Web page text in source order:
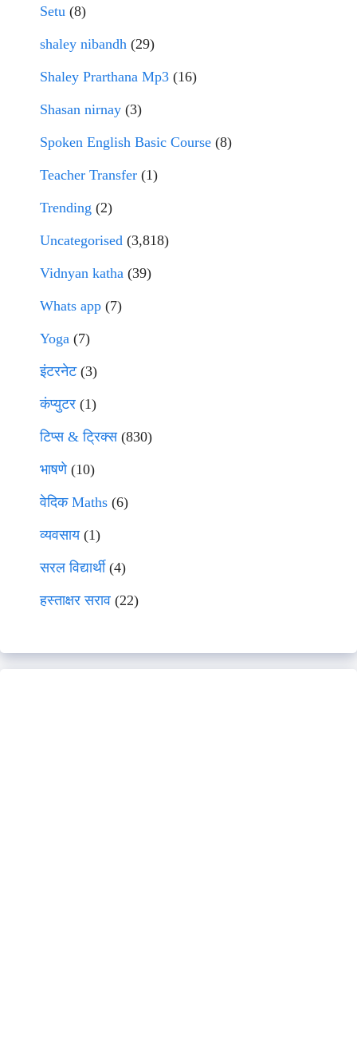
Setu (8)
shaley nibandh (29)
Shaley Prarthana Mp3 (16)
Shasan nirnay (3)
Spoken English Basic Course (8)
Teacher Transfer (1)
Trending (2)
Uncategorised (3,818)
Vidnyan katha (39)
Whats app (7)
Yoga (7)
इंटरनेट(3)
कंप्युटर (1)
टिप्स & ट्रिक्स(830)
भाषणे(10)
वेदिक Maths (6)
व्यवसाय(1)
सरल विद्यार्थी(4)
हस्ताक्षर सराव (22)